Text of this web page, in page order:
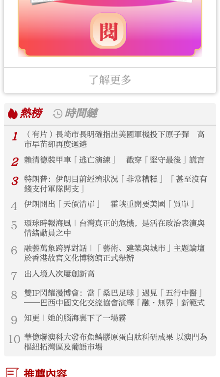
了解更多
熱榜
時間鏈
1
（有片）長崎市長明確指出美國軍機投下原子彈 高
市早苗卻再度迴避
2 賴清德裝甲車「逃亡演練」 戳穿「堅守最後」謊言
3
特朗普：伊朗目前經濟狀況「非常糟糕」 「甚至沒有
錢支付軍隊開支」
4 伊朗開出「天價清單」 霍峽重開要美國「買單」
5
環球時報海風｜台灣真正的危機，是活在政治表演與
情緒動員之中
6
融藝萬象跨界對話｜「藝術、建築與城市」主題論壇
於香港故宮文化博物館正式舉辦
7 出入境人次屢創新高
8
雙IP閃耀漫博會：當「桑巴足球」遇見「五行中醫」
——巴西中國文化交流協會演繹「融·無界」新範式
9 知更｜她的腦海裏下了一場霧
10 華億聯澳科大發布魚鱗膠原蛋白肽科研成果 以澳門為
樞紐拓灣區及葡語市場